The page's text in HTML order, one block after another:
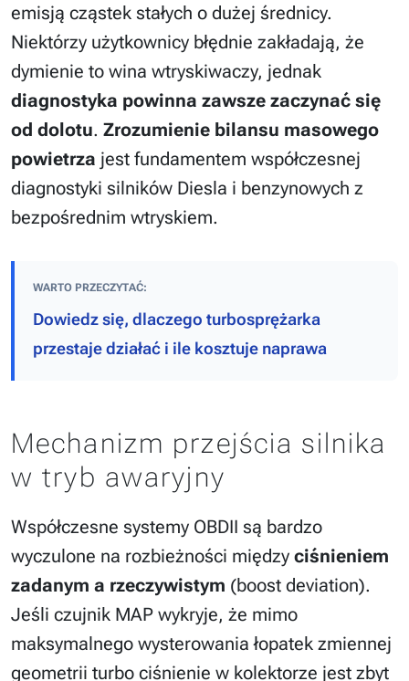
emisją cząstek stałych o dużej średnicy.
Niektórzy użytkownicy błędnie zakładają, że
dymienie to wina wtryskiwaczy, jednak
diagnostyka powinna zawsze zaczynać się
od dolotu. Zrozumienie bilansu masowego
powietrza jest fundamentem współczesnej
diagnostyki silników Diesla i benzynowych z
bezpośrednim wtryskiem.
WARTO PRZECZYTAĆ:
Dowiedz się, dlaczego turbosprężarka
przestaje działać i ile kosztuje naprawa
Mechanizm przejścia silnika
w tryb awaryjny
Współczesne systemy OBDII są bardzo
wyczulone na rozbieżności między ciśnieniem
zadanym a rzeczywistym (boost deviation).
Jeśli czujnik MAP wykryje, że mimo
maksymalnego wysterowania łopatek zmiennej
geometrii turbo ciśnienie w kolektorze jest zbyt